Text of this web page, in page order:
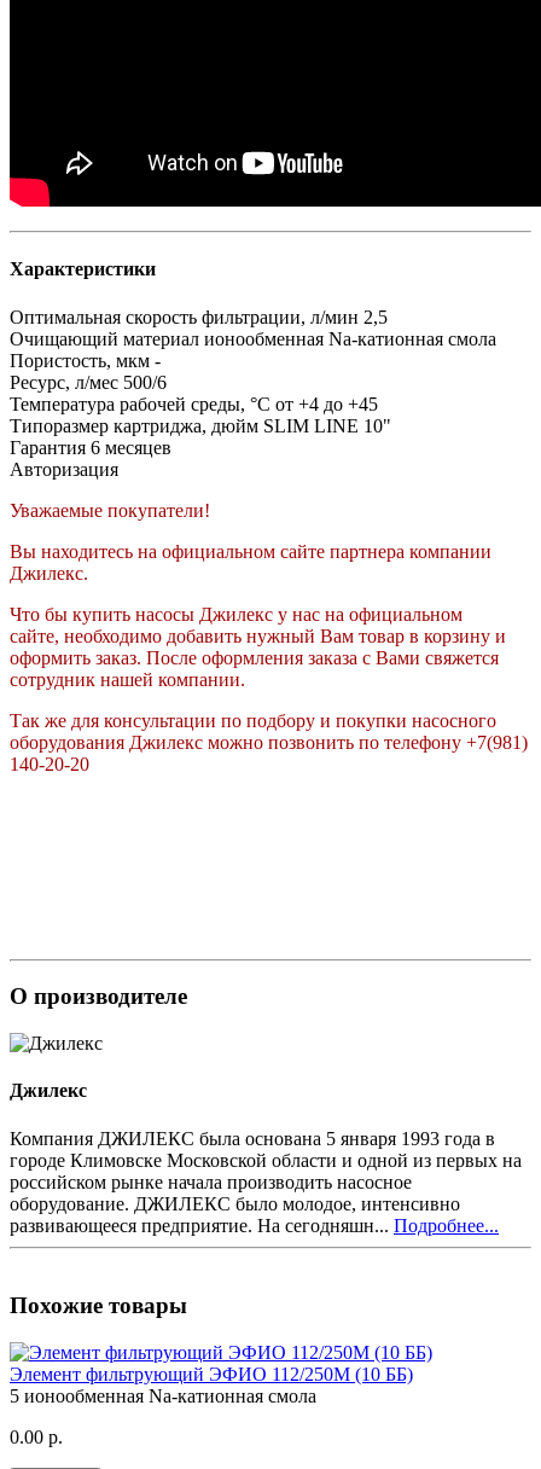
Характеристики
Оптимальная скорость фильтрации, л/мин 2,5
Очищающий материал ионообменная Na-катионная смола
Пористость, мкм -
Ресурс, л/мес 500/6
Температура рабочей среды, °C от +4 до +45
Типоразмер картриджа, дюйм SLIM LINE 10"
Гарантия 6 месяцев
Авторизация
Уважаемые покупатели!
Вы находитесь на официальном сайте партнера компании
Джилекс.
Что бы купить насосы Джилекс у нас на официальном
сайте, необходимо добавить нужный Вам товар в корзину и
оформить заказ. После оформления заказа с Вами свяжется
сотрудник нашей компании.
Так же для консультации по подбору и покупки насосного
оборудования Джилекс можно позвонить по телефону +7(981)
140-20-20
О производителе
Джилекс
Компания ДЖИЛЕКС была основана 5 января 1993 года в
городе Климовске Московской области и одной из первых на
российском рынке начала производить насосное
оборудование. ДЖИЛЕКС было молодое, интенсивно
развивающееся предприятие. На сегодняшн... Подробнее...
Похожие товары
Элемент фильтрующий ЭФИО 112/250М (10 ББ)
5 ионообменная Na-катионная смола
0.00 р.